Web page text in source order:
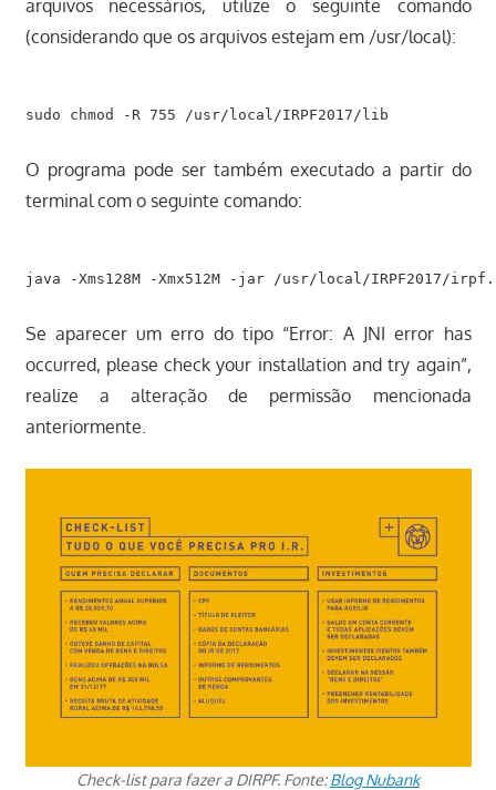
arquivos necessários, utilize o seguinte comando
(considerando que os arquivos estejam em /usr/local):
O programa pode ser também executado a partir do
terminal com o seguinte comando:
Se aparecer um erro do tipo “Error: A JNI error has
occurred, please check your installation and try again”,
realize a alteração de permissão mencionada
anteriormente.
Check-list para fazer a DIRPF. Fonte:Blog Nubank